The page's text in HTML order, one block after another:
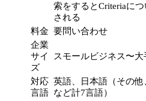
索をするとCriteriaに
される
料金 要問い合わせ
企業
サイ
ズ
スモールビジネス〜
対応
言語
英語、日本語（その
など計7言語）